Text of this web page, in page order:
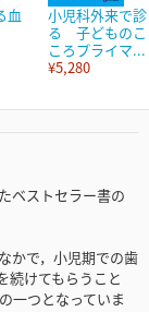
血
小児科外来で診
る 子どものこ
ころプライマ...
¥5,280
ベストセラー書の
かで，小児期での歯
続けてもらうこと
一つとなっていま